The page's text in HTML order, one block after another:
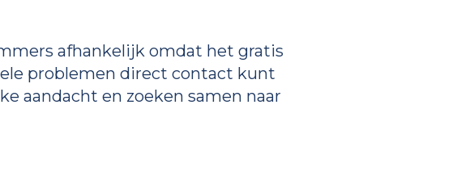
afhankelijk omdat het gratis
problemen direct contact kunt
aandacht en zoeken samen naar